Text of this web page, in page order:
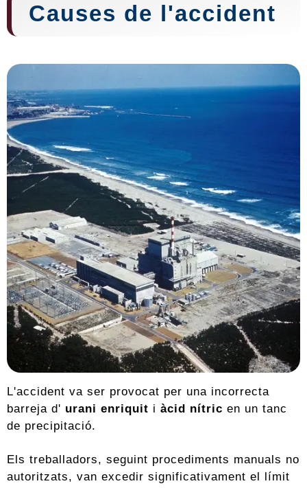
Causes de l'accident
L'accident va ser provocat per una incorrecta
barreja d' urani enriquit i àcid nítric en un tanc
de precipitació.
Els treballadors, seguint procediments manuals no
autoritzats, van excedir significativament el límit